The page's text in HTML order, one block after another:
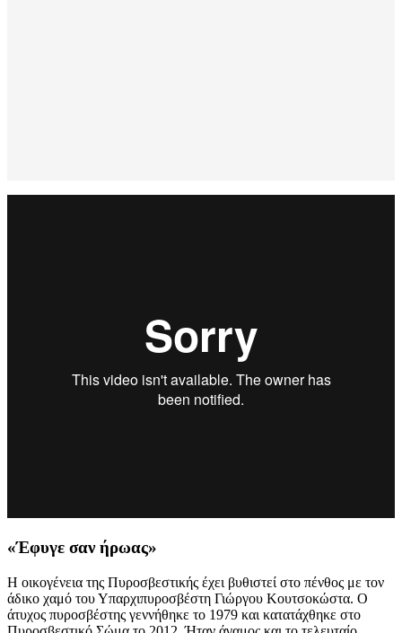
«Έφυγε σαν ήρωας»
Η οικογένεια της Πυροσβεστικής έχει βυθιστεί στο πένθος με τον
άδικο χαμό του Υπαρχιπυροσβέστη Γιώργου Κουτσοκώστα. Ο
άτυχος πυροσβέστης γεννήθηκε το 1979 και κατατάχθηκε στο